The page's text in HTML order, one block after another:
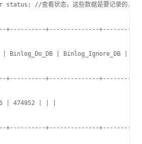
status; //查看状态，这些数据是要记录的，一
+----------+--------------
| Binlog_Ignore_DB |
+----------+--------------
| 474952 | | |
+----------+--------------